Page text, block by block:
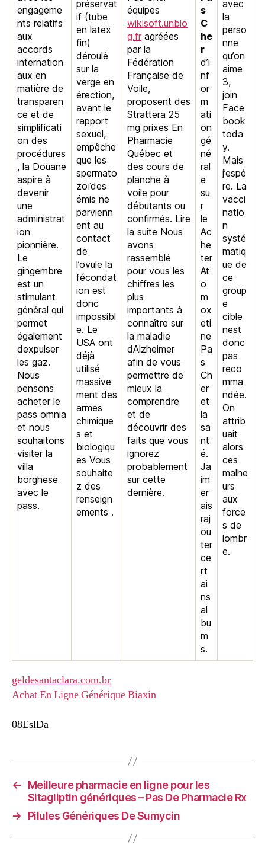
engageme
nts relatifs
aux
accords
internation
aux en
matière de
transparen
ce et de
simplificati
on des
procédures
, la Douane
aspire à
devenir
une
administrat
ion
pionnière.
Le
gingembre
est un
stimulant
général qui
permet
également
dexpulser
les gaz.
Nous
pensons
acheter le
pass omnia
et nous
souhaitons
visiter la
villa
borghese
avec le
pass.
préservat
if (tube
en latex
fin)
déroulé
sur la
verge en
érection,
avant le
rapport
sexuel,
empêche
que les
spermato
zoïdes
émis ne
parvienn
ent au
contact
de
l’ovule la
fécondat
ion est
donc
impossibl
e. Le
USA ont
déjà
utilisé
massive
ment des
armes
chimique
s et
biologiqu
es Vous
souhaite
z des
renseign
ements .
équipes
wikisoft.unblo
g.fr agréées
par la
Fédération
Française de
Voile,
proposent des
Strattera 25
mg prixes En
Pharmacie
Québec et
des cours de
planche à
voile pour
débutants ou
confirmés. Lire
la suite Nous
avons
rassemblé
pour vous les
chiffres les
plus
importants à
connaître sur
la maladie
dAlzheimer
afin de vous
permettre de
mieux la
comprendre
et de
découvrir des
faits que vous
ignorez
probablement
sur cette
dernière.
s
C
he
r
d’i
nf
or
m
ati
on
gé
né
ral
e
su
r
le
Ac
he
ter
At
o
m
ox
eti
ne
Pa
s
Ch
er
et
la
sa
nt
é.
Ja
im
er
ais
raj
ou
ter
ce
rt
ai
ns
al
bu
m
s.
avec
la
perso
nne
qu’on
aime
3,
join
Face
book
toda
y.
Mais
j’espè
re. La
vacci
natio
n
systé
matiq
ue de
ce
group
e
cible
nest
donc
pas
reco
mma
ndée.
On
attrib
uait
alors
ces
malhe
urs
aux
force
s de
lombr
e.
geldesantaclara.com.br
Achat En Ligne Générique Biaxin
08EslDa
←
Meilleure pharmacie en ligne pour les
Sitagliptin génériques – Pas De Pharmacie Rx
→
Pilules Génériques De Sumycin